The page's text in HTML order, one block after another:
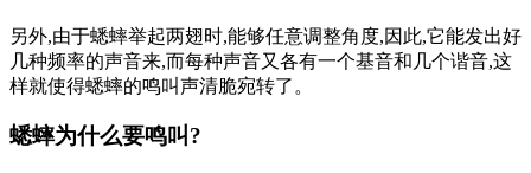
另外,由于蟋蟀举起两翅时,能够任意调整角度,因此,它能发出好
几种频率的声音来,而每种声音又各有一个基音和几个谐音,这
样就使得蟋蟀的鸣叫声清脆宛转了。
蟋蟀为什么要鸣叫?